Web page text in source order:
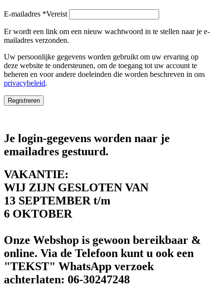
E-mailadres *Vereist
Er wordt een link om een nieuw wachtwoord in te stellen naar je e-
mailadres verzonden.
Uw persoonlijke gegevens worden gebruikt om uw ervaring op
deze website te ondersteunen, om de toegang tot uw account te
beheren en voor andere doeleinden die worden beschreven in ons
privacybeleid.
Registreren
Je login-gegevens worden naar je
emailadres gestuurd.
VAKANTIE:
WIJ ZIJN GESLOTEN VAN
13 SEPTEMBER t/m
6 OKTOBER
Onze Webshop is gewoon bereikbaar &
online. Via de Telefoon kunt u ook een
"TEKST" WhatsApp verzoek
achterlaten: 06-30247248